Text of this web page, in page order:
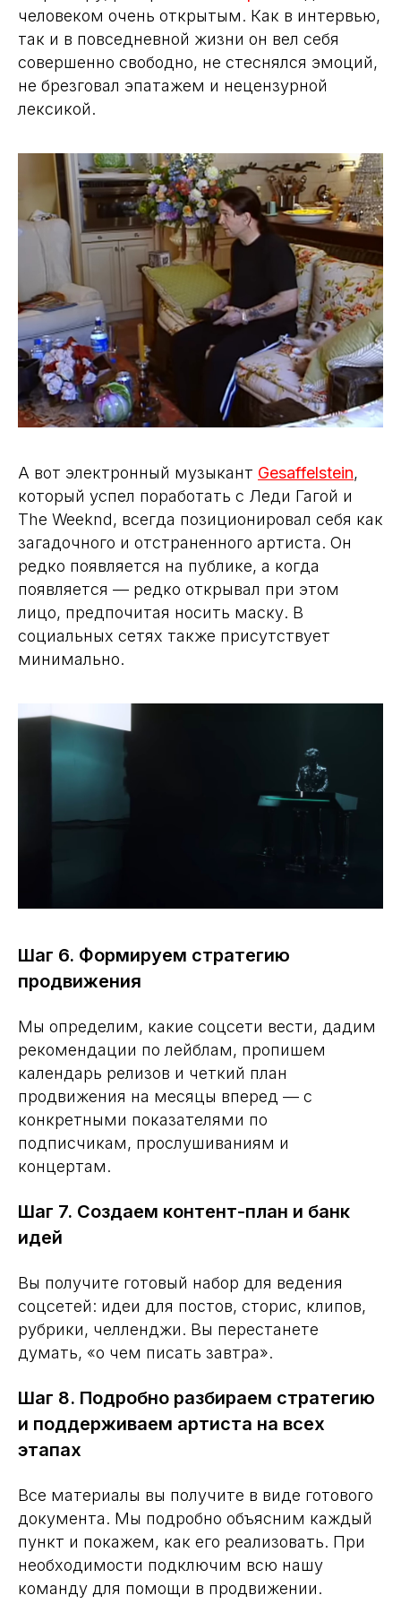
А вот электронный музыкант Gesaffelstein,
который успел поработать с Леди Гагой и
The Weeknd, всегда позиционировал себя как
загадочного и отстраненного артиста. Он
редко появляется на публике, а когда
появляется — редко открывал при этом
лицо, предпочитая носить маску. В
минимально.
Шаг 6. Формируем стратегию
Мы определим, какие соцсети вести, дадим
рекомендации по лейблам, пропишем
подписчикам, прослушиваниям и
концертам.
Шаг 7. Создаем контент-план и банк
идей
Вы получите готовый набор для ведения
соцсетей: идеи для постов, сторис, клипов,
рубрики, челленджи. Вы перестанете
думать, «о чем писать завтра».
Шаг 8. Подробно разбираем стратегию
и поддерживаем артиста на всех
Все материалы вы получите в виде готового
документа. Мы подробно объясним каждый
пункт и покажем, как его реализовать. При
команду для помощи в продвижении.
Что получите в результате?
Вы получите готовый к реализации план,
который позволит не беспокоиться о том,
как вас видит ваша аудитория. Ваш
музыкальный проект перестанет быть хобби
и превратится в осмысленный бизнес с